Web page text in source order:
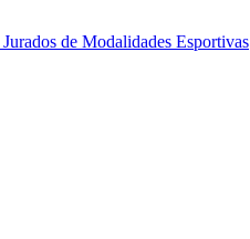
Jurados de Modalidades Esportivas